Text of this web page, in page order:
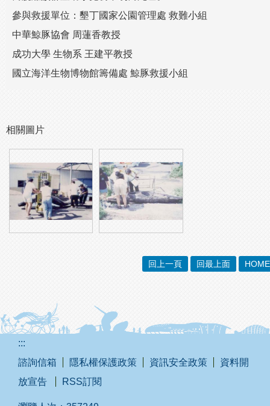
參與救援單位：墾丁國家公園管理處 救難小組
中華鯨豚協會 周蓮香教授
成功大學 生物系 王建平教授
國立海洋生物博物館籌備處 鯨豚救援小組
相關圖片
回上一頁 回最上面 HOME
:::
諮詢信箱
隱私權保護政策 資訊安全政策
資料開
放宣告
RSS訂閱